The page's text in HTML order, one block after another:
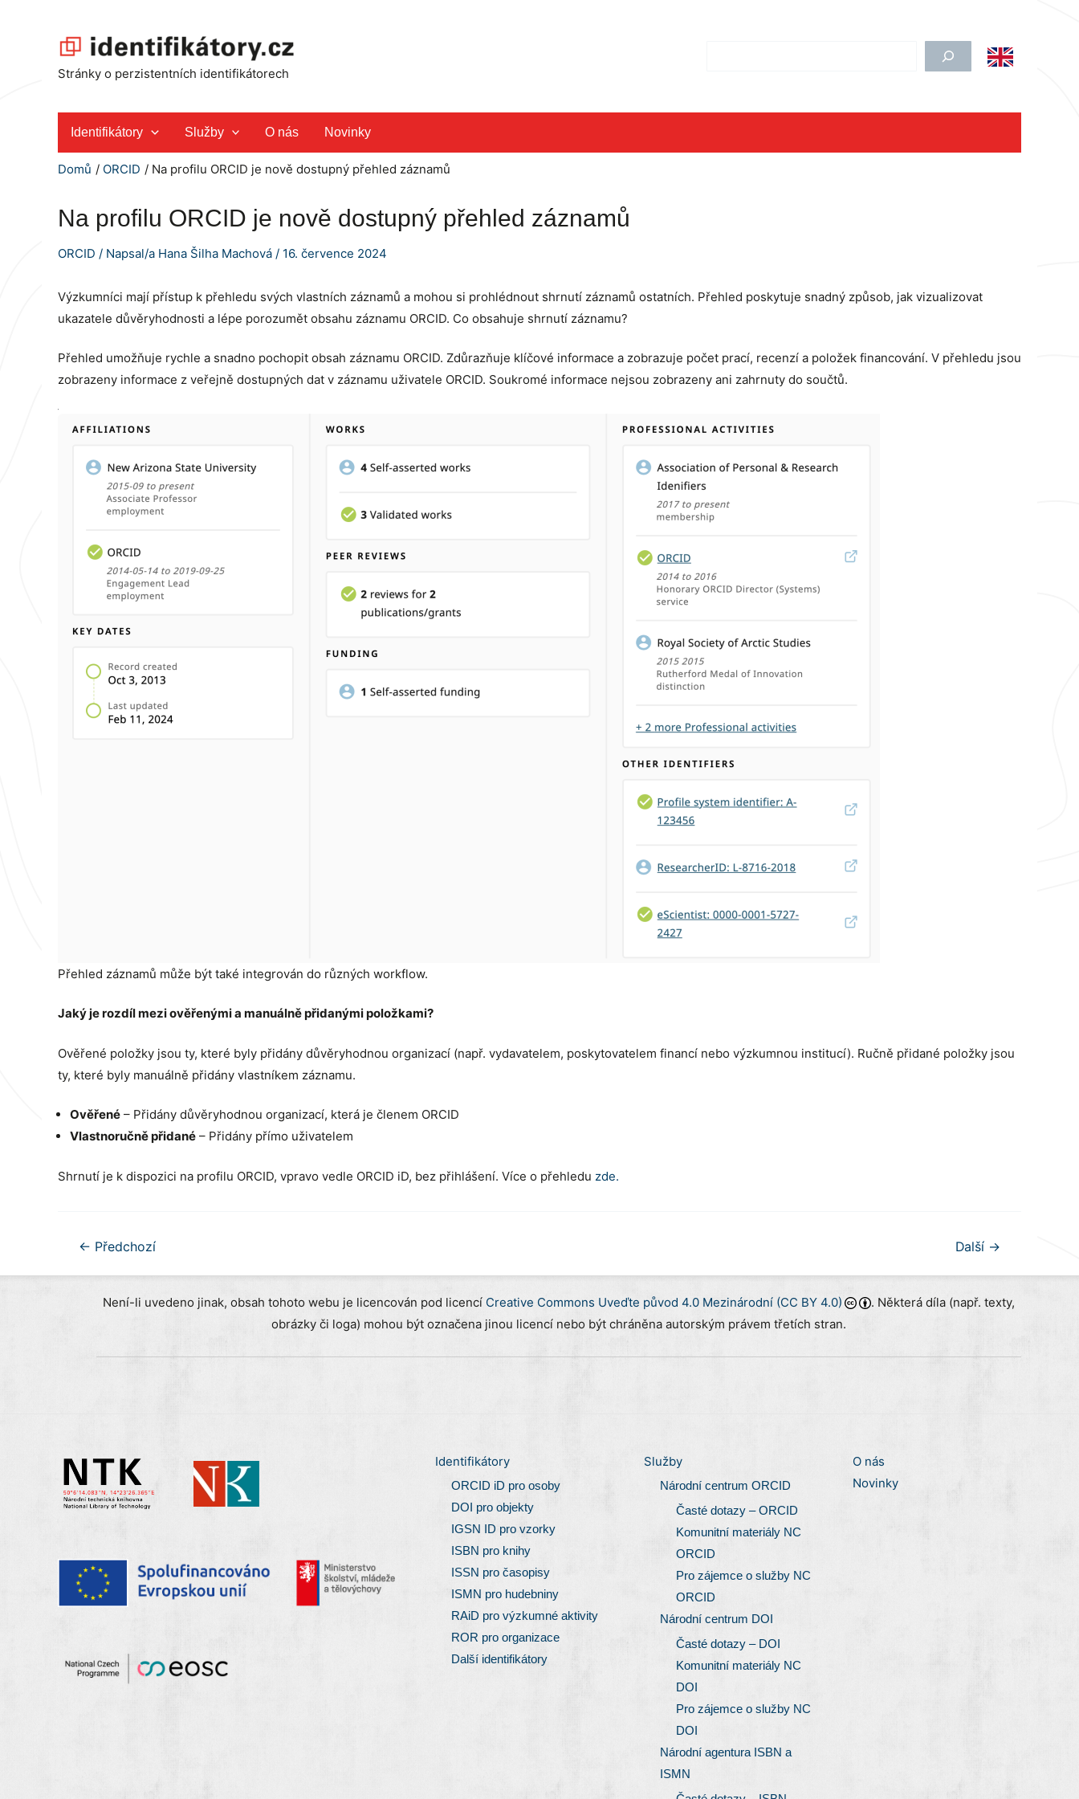
Stránky o perzistentních identifikátorech
Identifikátory Služby O nás Novinky
Domů ORCID Na profilu ORCID je nově dostupný přehled záznamů
Na profilu ORCID je nově dostupný přehled záznamů
ORCID / Napsal/a Hana Šilha Machová / 16. července 2024
Výzkumníci mají přístup k přehledu svých vlastních záznamů a mohou si prohlédnout shrnutí záznamů ostatních. Přehled poskytuje snadný způsob, jak vizualizovat
ukazatele důvěryhodnosti a lépe porozumět obsahu záznamu ORCID. Co obsahuje shrnutí záznamu?
Přehled umožňuje rychle a snadno pochopit obsah záznamu ORCID. Zdůrazňuje klíčové informace a zobrazuje počet prací, recenzí a položek financování. V přehledu jsou
zobrazeny informace z veřejně dostupných dat v záznamu uživatele ORCID. Soukromé informace nejsou zobrazeny ani zahrnuty do součtů.
Přehled záznamů může být také integrován do různých workflow.
Jaký je rozdíl mezi ověřenými a manuálně přidanými položkami?
Ověřené položky jsou ty, které byly přidány důvěryhodnou organizací (např. vydavatelem, poskytovatelem financí nebo výzkumnou institucí). Ručně přidané položky jsou
ty, které byly manuálně přidány vlastníkem záznamu.
Ověřené – Přidány důvěryhodnou organizací, která je členem ORCID
Vlastnoručně přidané – Přidány přímo uživatelem
Shrnutí je k dispozici na profilu ORCID, vpravo vedle ORCID iD, bez přihlášení. Více o přehledu zde.
Navigace
← Předchozí Další →
Není-li uvedeno jinak, obsah tohoto webu je licencován pod licencí Creative Commons Uveďte původ 4.0 Mezinárodní (CC BY 4.0)
. Některá díla (např. texty,
obrázky či loga) mohou být označena jinou licencí nebo být chráněna autorským právem třetích stran.
Identifikátory
ORCID iD pro osoby
DOI pro objekty
IGSN ID pro vzorky
ISBN pro knihy
ISSN pro časopisy
ISMN pro hudebniny
RAiD pro výzkumné aktivity
ROR pro organizace
Další identifikátory
Služby
Národní centrum ORCID
Časté dotazy – ORCID
Komunitní materiály NC
ORCID
Pro zájemce o služby NC
ORCID
Národní centrum DOI
Časté dotazy – DOI
Komunitní materiály NC
DOI
Pro zájemce o služby NC
DOI
Národní agentura ISBN a
ISMN
O nás
Novinky